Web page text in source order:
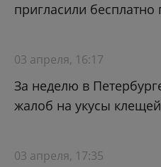
пригласили
03 апреля, 16:17
За неделю в
жалоб на укусы клещей
03 апреля, 17:35